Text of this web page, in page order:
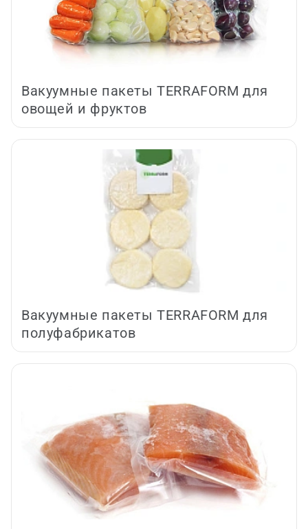
Вакуумные пакеты TERRAFORM для
овощей и фруктов
Вакуумные пакеты TERRAFORM для
полуфабрикатов